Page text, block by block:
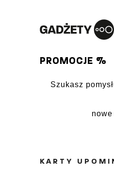
PROMOCJE %
Szukasz
KARTY